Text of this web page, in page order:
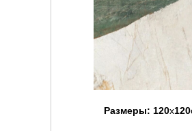
Размеры: 120x120